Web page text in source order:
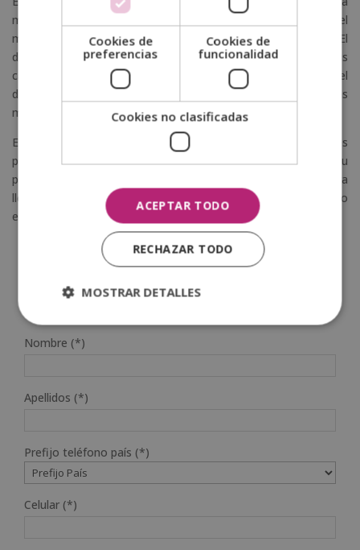
motor. El movimiento implica también una experiencia en el
menor, ya que comienza a entender su propio cuerpo. El
desarrollo motriz logrará que pueda explotar al máximo sus
capacidades. Así, si el niño encuentra una motivación en el
dibujo, estará más entusiasmado al verse superar ciertas
metas pictóricas que se proponga.
El aumento de la autoestima es uno de los objetivos principales
para fomentar la creatividad. Cuando consigues que tu
pequeño se sienta seguro con lo que hace, se motivará para
llegar más lejos. Cada vez querrá superarse a sí mismo, siendo
esta la clave del éxito personal en todas las etapas de la vida.
SOLICITA MÁS INFORMACIÓN
Nombre (*)
Apellidos (*)
Prefijo teléfono país (*)
Celular (*)
Cookies de
preferencias
Cookies de
funcionalidad
Cookies no clasificadas
ACEPTAR TODO
RECHAZAR TODO
MOSTRAR DETALLES